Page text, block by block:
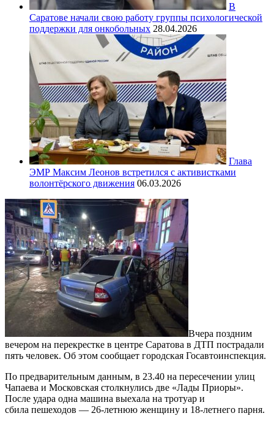
В
Саратове начали свою работу группы психологической
поддержки для онкобольных 28.04.2026
Глава
ЭМР Максим Леонов встретился с активистками
волонтёрского движения 06.03.2026
Вчера поздним
вечером на перекрестке в центре Саратова в ДТП пострадали
пять человек. Об этом сообщает городская Госавтоинспекция.
По предварительным данным, в 23.40 на пересечении улиц
Чапаева и Московская столкнулись две «Лады Приоры».
После удара одна машина выехала на тротуар и
сбила пешеходов — 26-летнюю женщину и 18-летнего парня.